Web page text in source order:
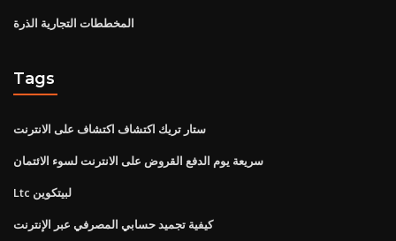
المخططات التجارية الذرة
Tags
ستار تريك اكتشاف اكتشاف على الانترنت
سريعة يوم الدفع القروض على الانترنت لسوء الائتمان
Ltc لبيتكوين
كيفية تجميد حسابي المصرفي عبر الإنترنت